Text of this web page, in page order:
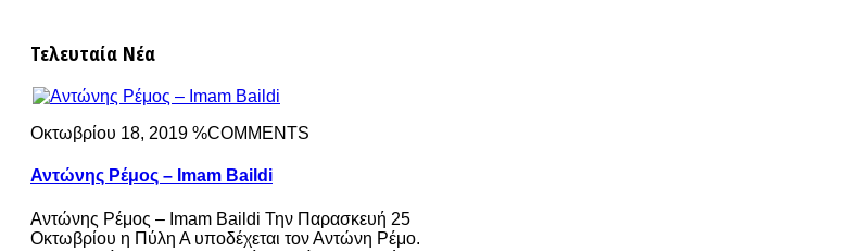
Τελευταία Νέα
Οκτωβρίου 18, 2019 %COMMENTS
Αντώνης Ρέμος – Imam Baildi
Αντώνης Ρέμος – Imam Baildi Την Παρασκευή 25
Οκτωβρίου η Πύλη Α υποδέχεται τον Αντώνη Ρέμο.